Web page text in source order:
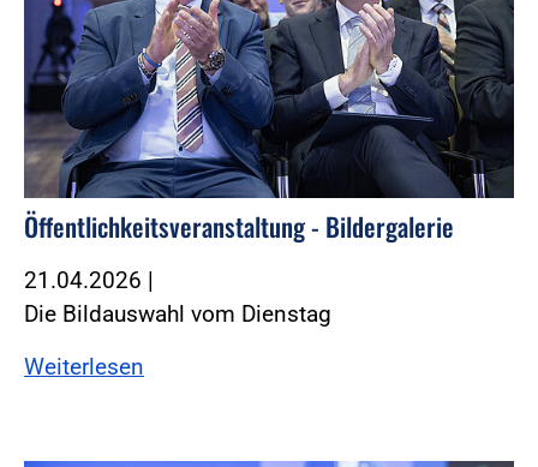
Öffentlichkeitsveranstaltung - Bildergalerie
21.04.2026 |
Die Bildauswahl vom Dienstag
Weiterlesen